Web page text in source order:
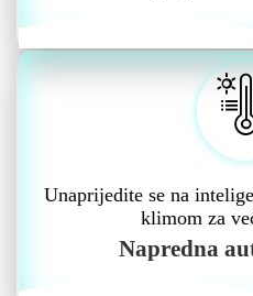
Unaprijedite se na
klimom za
Napredna